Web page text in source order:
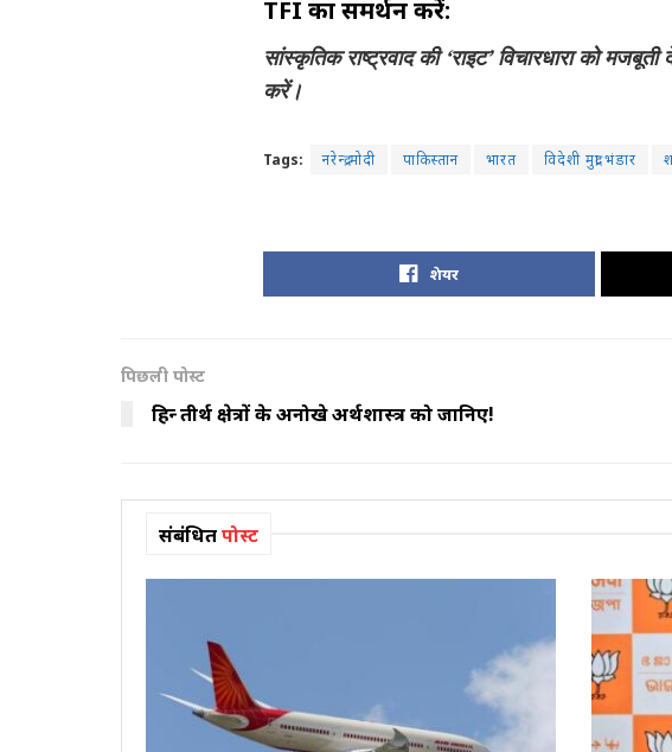
TFI का समर्थन करें:
सांस्कृतिक राष्ट्रवाद की ‘राइट’ विचारधारा को
करें।
Tags: नरेन्द्र मोदी पाकिस्तान भारत विदेशी मुद्रा भंडार
शेयर
पिछली पोस्ट
हिन्दू तीर्थ क्षेत्रों के अनोखे अर्थशास्त्र को जानिए!
संबंधितपोस्ट